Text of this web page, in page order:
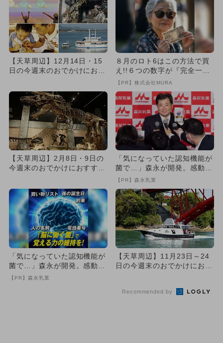
【天草周辺】12月14日・15
日の今週末のおでかけにおす
８月のロト6はこの方法で買
え!!６つの数字が『完全一
致』する方法
【PR】株式会社MURA
【天草周辺】2月8日・9日の
今週末のおでかけにおすす
「気になっていた認知機能が
菌で…」森永が開発。感動の
70代続出
【PR】森永乳業
「気になっていた認知機能が
菌で…」森永が開発。感動の
70代続出
【PR】森永乳業
【天草周辺】11月23日～24
日の今週末のおでかけにおす
Recommended by